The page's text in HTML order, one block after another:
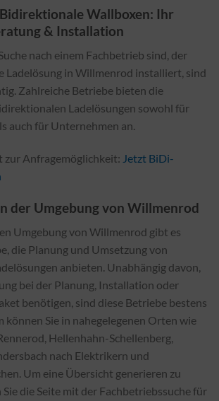
Wallboxen: Ihr
& Installation
nach einem Fachbetrieb sind, der
Ladelösung in Willmenrod installiert, sind
Zahlreiche Betriebe bieten die
Ladelösungen sowohl für
auch für Unternehmen an.
zur Anfragemöglichkeit: Jetzt BiDi-
der Umgebung von Willmenrod
Umgebung von Willmenrod gibt es
die Planung und Umsetzung von
anbieten. Unabhängig davon,
bei der Planung, Installation oder
benötigen, sind diese Betriebe bestens
können Sie in nahegelegenen Orten wie
Hellenhahn-Schellenberg,
nach Elektrikern und
Um eine Übersicht generieren zu
Sie die Seite mit der Fachbetriebssuche für